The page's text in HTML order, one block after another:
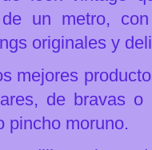
un metro, con
originales y
mejores
de bravas o
pincho moruno.